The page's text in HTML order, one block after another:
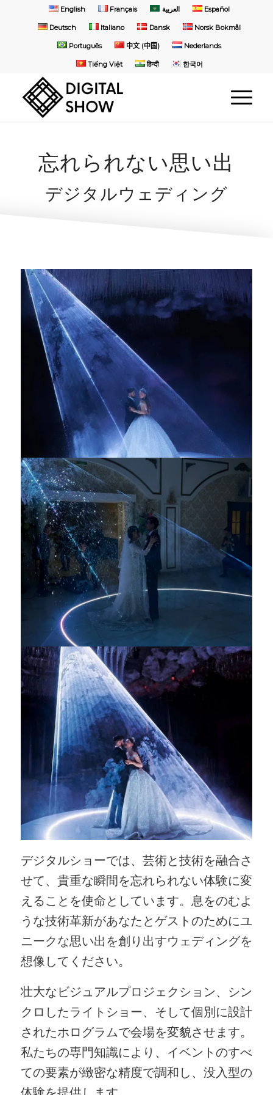
English Français العربية Español
Deutsch Italiano Dansk Norsk Bokmål
Português 中文 (中国) Nederlands
Tiếng Việt हिन्दी 한국어
忘れられない思い出
デジタルウェディング
デジタルショーでは、芸術と技術を融合さ
せて、貴重な瞬間を忘れられない体験に変
えることを使命としています。息をのむよ
うな技術革新があなたとゲストのためにユ
ニークな思い出を創り出すウェディングを
想像してください。
壮大なビジュアルプロジェクション、シン
クロしたライトショー、そして個別に設計
されたホログラムで会場を変貌させます。
私たちの専門知識により、イベントのすべ
ての要素が緻密な精度で調和し、没入型の